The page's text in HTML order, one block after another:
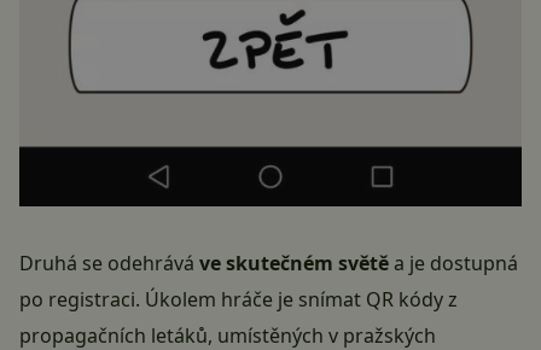
Druhá se odehrává ve skutečném světěa je dostupná
po registraci. Úkolem hráče je snímat QR kódy z
propagačních letáků, umístěných v pražských